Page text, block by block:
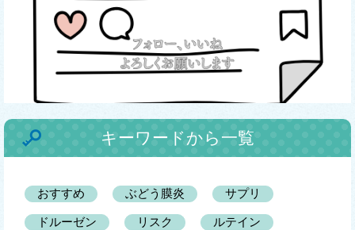
キーワードから一覧
おすすめ ぶどう膜炎 サプリ
ドルーゼン リスク ルテイン